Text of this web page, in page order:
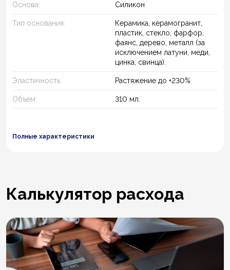
Основа: Силикон
Тип основания:
Керамика, керамогранит,
пластик, стекло, фарфор,
фаянс, дерево, металл (за
исключением латуни, меди,
цинка, свинца).
Эластичность: Растяжение до +230%
Объем: 310 мл.
Полные характеристики
Калькулятор расхода